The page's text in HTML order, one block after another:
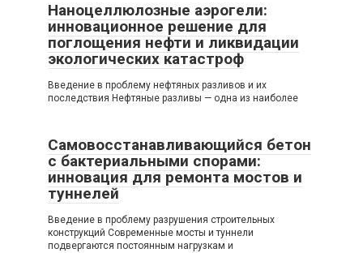
Наноцеллюлозные аэрогели:
инновационное решение для
поглощения нефти и ликвидации
экологических катастроф
Введение в проблему нефтяных разливов и их
последствия Нефтяные разливы — одна из наиболее
Самовосстанавливающийся бетон
с бактериальными спорами:
инновация для ремонта мостов и
туннелей
Введение в проблему разрушения строительных
конструкций Современные мосты и туннели
подвергаются постоянным нагрузкам и